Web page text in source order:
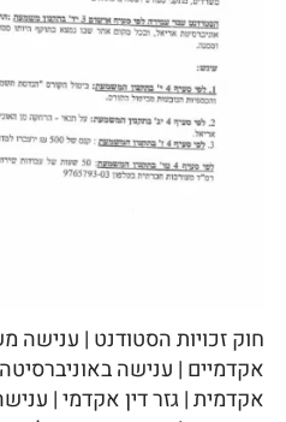
חוק זכויות הסטודנט |
אקדמיים | ענישה
אקדמית | גזר דין אקדמי |